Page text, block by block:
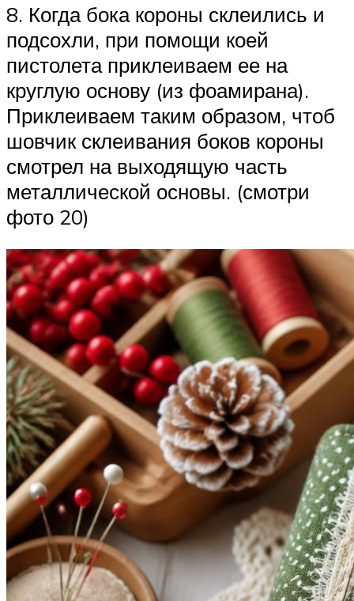
8. Когда бока короны склеились и
подсохли, при помощи коей
пистолета приклеиваем ее на
круглую основу (из фоамирана).
Приклеиваем таким образом, чтоб
шовчик склеивания боков короны
смотрел на выходящую часть
металлической основы. (смотри
фото 20)